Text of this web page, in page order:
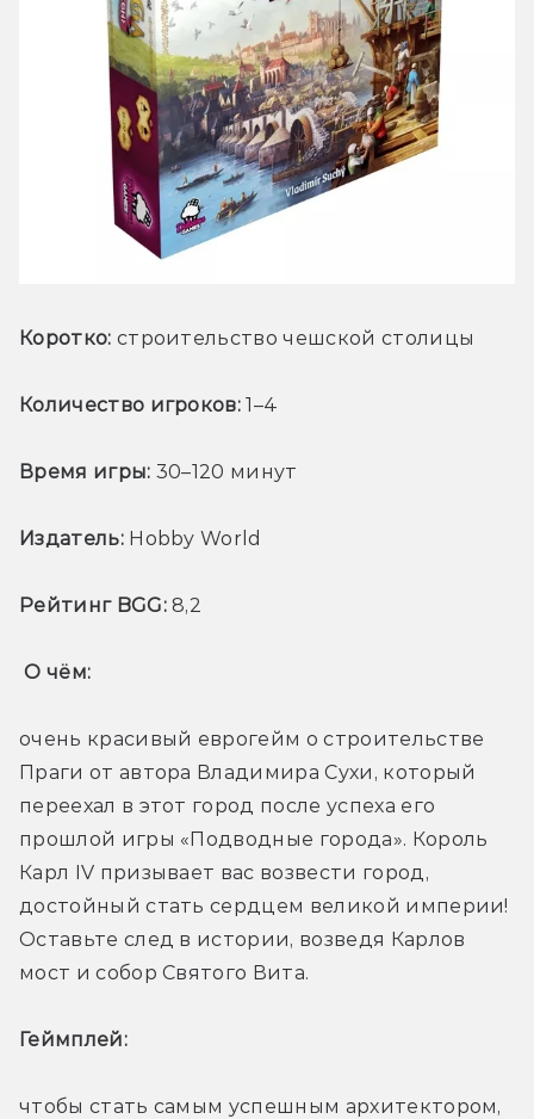
Коротко: строительство чешской столицы
Количество игроков: 1–4
Время игры: 30–120 минут
Издатель: Hobby World
Рейтинг BGG: 8,2
О чём:
очень красивый еврогейм о строительстве
Праги от автора Владимира Сухи, который
переехал в этот город после успеха его
прошлой игры «Подводные города». Король
Карл IV призывает вас возвести город,
достойный стать сердцем великой империи!
Оставьте след в истории, возведя Карлов
мост и собор Святого Вита.
Геймплей:
чтобы стать самым успешным архитектором,